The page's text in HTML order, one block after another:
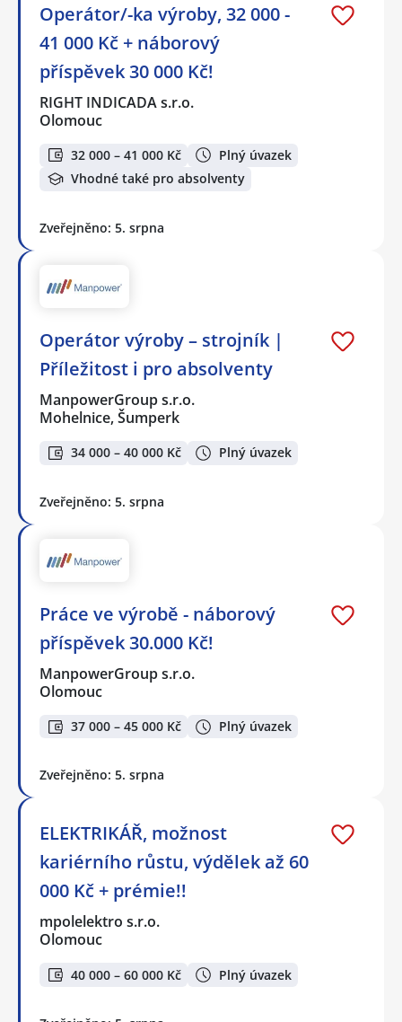
Operátor/-ka výroby, 32 000 -
41 000 Kč + náborový
příspěvek 30 000 Kč!
RIGHT INDICADA s.r.o.
Olomouc
32 000 – 41 000 Kč
Plný úvazek
Vhodné také pro absolventy
Zveřejněno: 5. srpna
Operátor výroby – strojník |
Příležitost i pro absolventy
ManpowerGroup s.r.o.
Mohelnice, Šumperk
34 000 – 40 000 Kč Plný úvazek
Zveřejněno: 5. srpna
Práce ve výrobě - náborový
příspěvek 30.000 Kč!
ManpowerGroup s.r.o.
Olomouc
37 000 – 45 000 Kč Plný úvazek
Zveřejněno: 5. srpna
ELEKTRIKÁŘ, možnost
kariérního růstu, výdělek až 60
000 Kč + prémie!!
mpolelektro s.r.o.
Olomouc
40 000 – 60 000 Kč Plný úvazek